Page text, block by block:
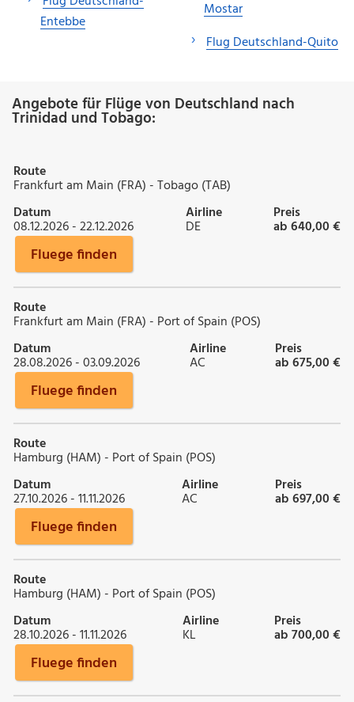
Entebbe
Mostar
Flug Deutschland-Quito
Angebote für Flüge von Deutschland nach
Trinidad und Tobago:
Route
Frankfurt am Main (FRA) - Tobago (TAB)
Datum
08.12.2026 - 22.12.2026
Airline
DE
Preis
ab 640,00 €
Fluege finden
Route
Frankfurt am Main (FRA) - Port of Spain (POS)
Datum
28.08.2026 - 03.09.2026
Airline
AC
Preis
ab 675,00 €
Fluege finden
Route
Hamburg (HAM) - Port of Spain (POS)
Datum
27.10.2026 - 11.11.2026
Airline
AC
Preis
ab 697,00 €
Fluege finden
Route
Hamburg (HAM) - Port of Spain (POS)
Datum
28.10.2026 - 11.11.2026
Airline
KL
Preis
ab 700,00 €
Fluege finden